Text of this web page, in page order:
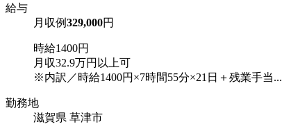
給与
月収例329,000円
時給1400円
月収32.9万円以上可
※内訳／時給1400円×7時間55分×21日＋残業手当...
勤務地
滋賀県 草津市